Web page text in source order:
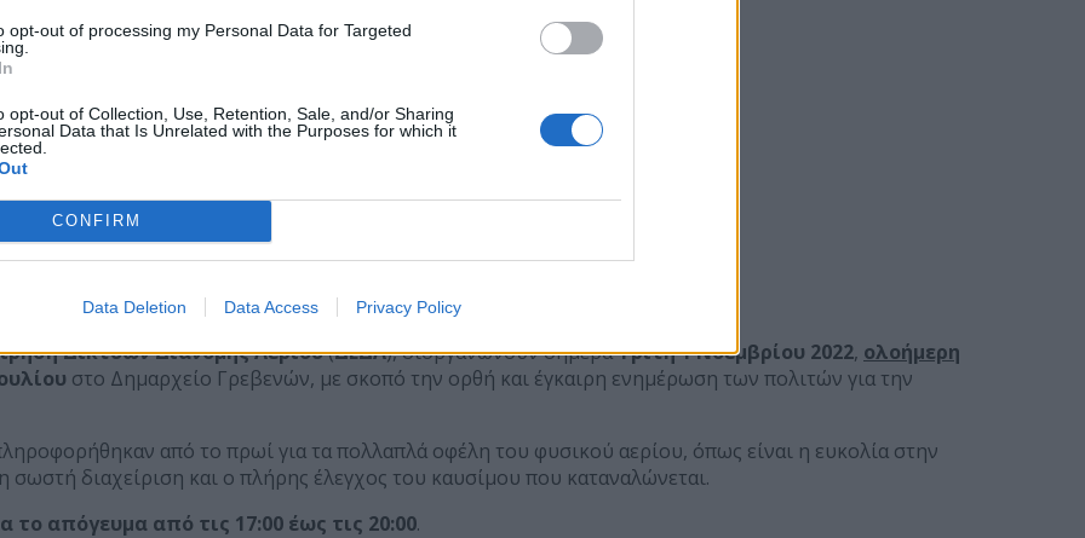
opt-out of processing my Personal Data for Targeted
opt-out of Collection, Use, Retention, Sale, and/or Sharing
Data that Is Unrelated with the Purposes for which it
CONFIRM
Data Deletion Data Access Privacy Policy
ΔΕΔΑ για Φυσικό Αέριο (Βίντεο)
Δικτύων Διανομής Αερίου(ΔΕΔΑ), διοργανώνουν σήμεραΤρίτη 1 Νοεμβρίου 2022, ολοήμερη
στο Δημαρχείο Γρεβενών, με σκοπό την ορθή και έγκαιρη ενημέρωση των πολιτών για την
από το πρωί για τα πολλαπλά οφέλη του φυσικού αερίου, όπως είναι η ευκολία στην
διαχείριση και ο πλήρης έλεγχος του καυσίμου που καταναλώνεται.
το απόγευμα από τις 17:00 έως τις 20:00.